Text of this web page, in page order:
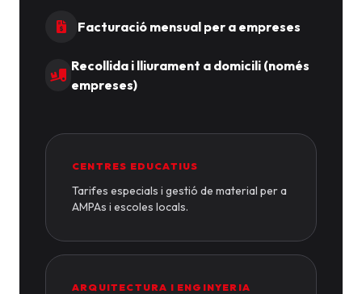
Facturació mensual per a empreses
Recollida i lliurament a domicili (només
empreses)
CENTRES EDUCATIUS
Tarifes especials i gestió de material per a
AMPAs i escoles locals.
ARQUITECTURA I ENGINYERIA